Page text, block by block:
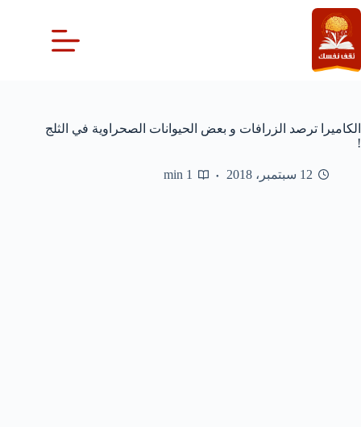
التجاوز
إلى
المحتوى
الكاميرا ترصد الزرافات و بعض الحيوانات الصحراوية في الثلج
!
12 سبتمبر، 2018 1 min